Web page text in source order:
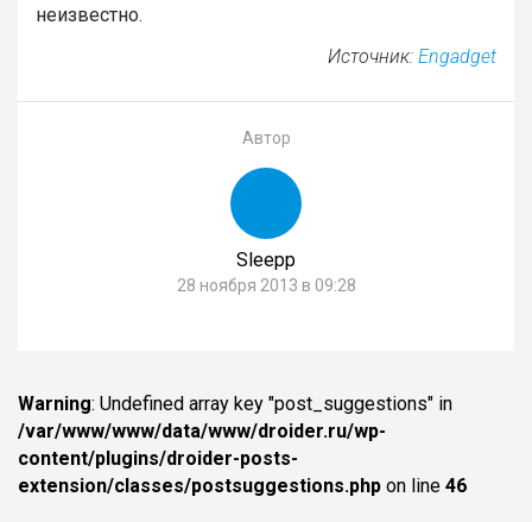
неизвестно.
Источник: Engadget
Автор
Sleepp
28 ноября 2013 в 09:28
Warning: Undefined array key "post_suggestions" in
/var/www/www/data/www/droider.ru/wp-
content/plugins/droider-posts-
extension/classes/postsuggestions.php on line 46